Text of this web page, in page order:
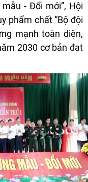
- Đổi mới”, Hội
phẩm chất “Bộ đội
mạnh toàn diện,
2030 cơ bản đạt